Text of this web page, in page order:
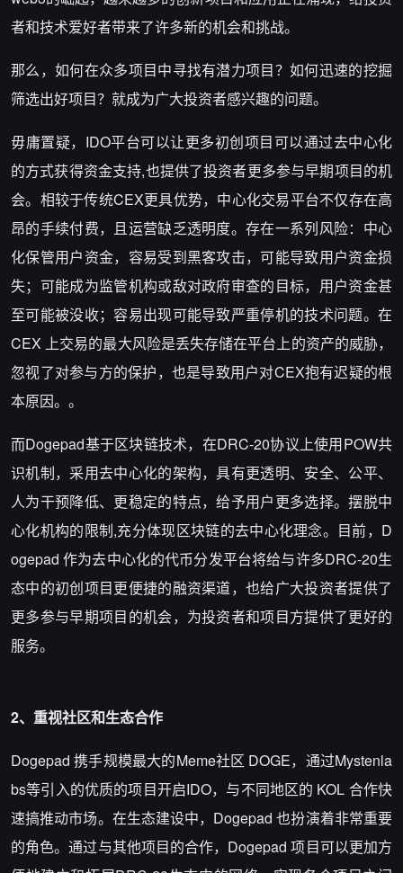
者和技术爱好者带来了许多新的机会和挑战。
那么，如何在众多项目中寻找有潜力项目？如何迅速的挖掘
筛选出好项目？就成为广大投资者感兴趣的问题。
毋庸置疑，IDO平台可以让更多初创项目可以通过去中心化
的方式获得资金支持,也提供了投资者更多参与早期项目的机
会。相较于传统CEX更具优势，中心化交易平台不仅存在高
昂的手续付费，且运营缺乏透明度。存在一系列风险：中心
化保管用户资金，容易受到黑客攻击，可能导致用户资金损
失；可能成为监管机构或敌对政府审查的目标，用户资金甚
至可能被没收；容易出现可能导致严重停机的技术问题。在
CEX 上交易的最大风险是丢失存储在平台上的资产的威胁，
忽视了对参与方的保护，也是导致用户对CEX抱有迟疑的根
本原因。。
而Dogepad基于区块链技术，在DRC-20协议上使用POW共
识机制，采用去中心化的架构，具有更透明、安全、公平、
人为干预降低、更稳定的特点，给予用户更多选择。摆脱中
心化机构的限制,充分体现区块链的去中心化理念。目前，D
ogepad 作为去中心化的代币分发平台将给与许多DRC-20生
态中的初创项目更便捷的融资渠道，也给广大投资者提供了
更多参与早期项目的机会，为投资者和项目方提供了更好的
服务。
2、重视社区和生态合作
Dogepad 携手规模最大的Meme社区 DOGE，通过Mystenla
bs等引入的优质的项目开启IDO，与不同地区的 KOL 合作快
速搞推动市场。在生态建设中，Dogepad 也扮演着非常重要
的角色。通过与其他项目的合作，Dogepad 项目可以更加方